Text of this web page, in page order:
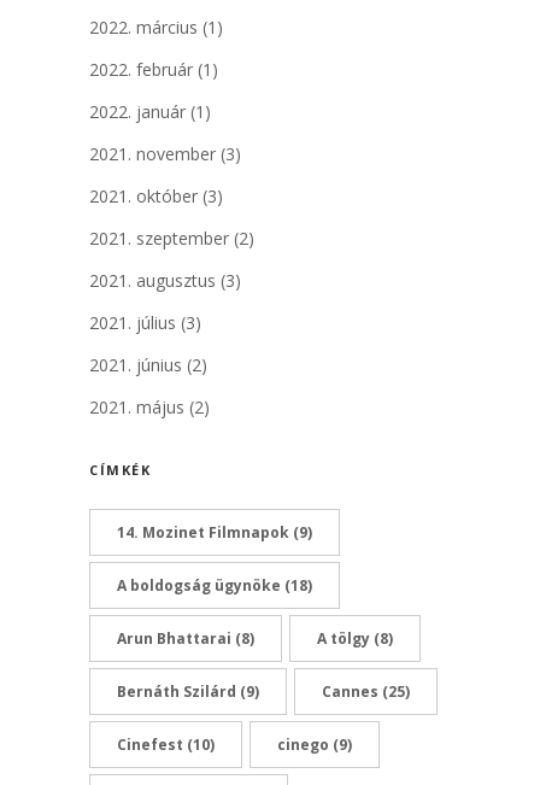
2022. március (1)
2022. február (1)
2022. január (1)
2021. november (3)
2021. október (3)
2021. szeptember (2)
2021. augusztus (3)
2021. július (3)
2021. június (2)
2021. május (2)
CÍMKÉK
14. Mozinet Filmnapok (9)
A boldogság ügynöke (18)
Arun Bhattarai (8) A tölgy (8)
Bernáth Szilárd (9) Cannes (25)
Cinefest (10) cinego (9)